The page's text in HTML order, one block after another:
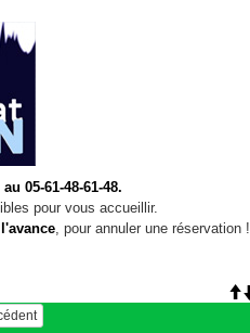
05-61-48-61-48.
pour vous accueillir.
, pour annuler une réservation !